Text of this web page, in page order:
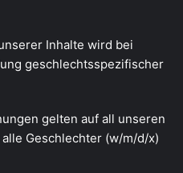
Inhalte wird bei
geschlechtsspezifischer
gelten auf all unseren
Geschlechter (w/m/d/x)